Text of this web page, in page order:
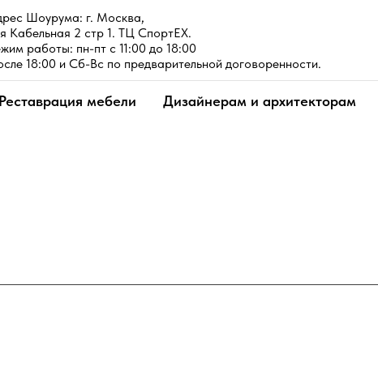
Шоурума: г. Москва,
Кабельная 2 стр 1. ТЦ СпортЕХ.
работы: пн-пт с 11:00 до 18:00
18:00 и Сб-Вс по предварительной договоренности.
Реставрация мебели Дизайнерам и архитекторам